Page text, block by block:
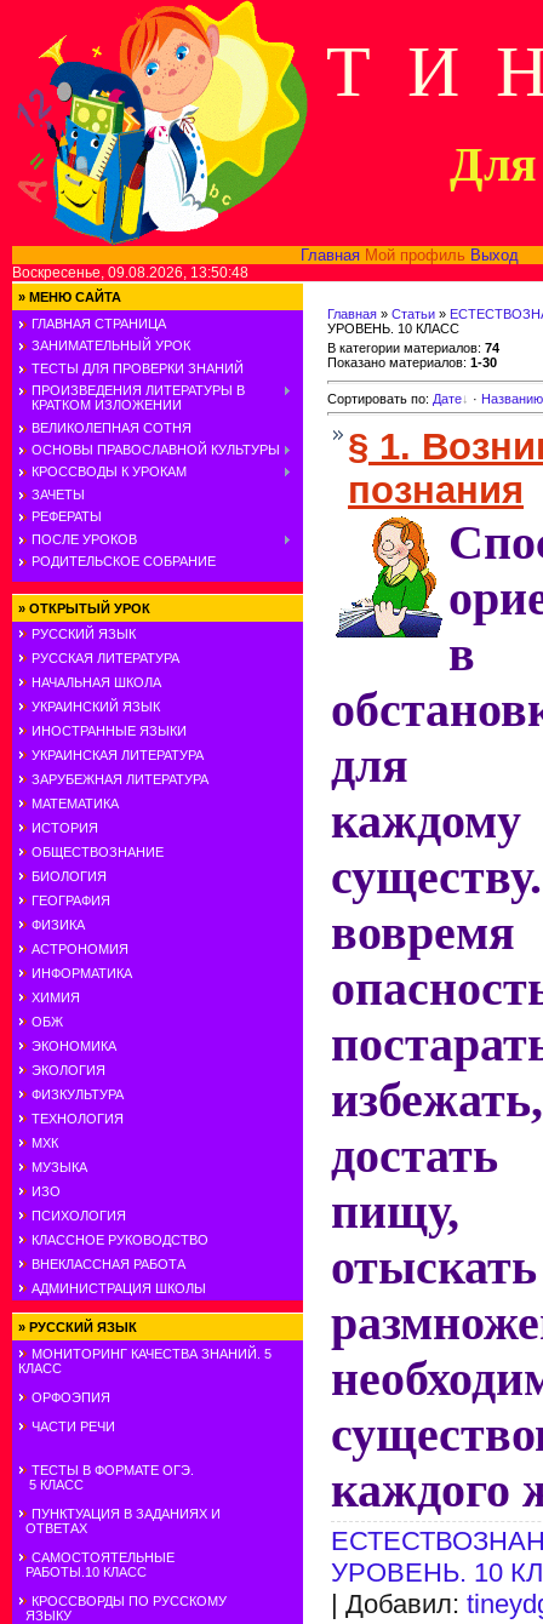
Т И
Для
Главная Мой профиль Выход
Воскресенье, 09.08.2026, 13:50:48
» МЕНЮ САЙТА
ГЛАВНАЯ СТРАНИЦА
ЗАНИМАТЕЛЬНЫЙ УРОК
ТЕСТЫ ДЛЯ ПРОВЕРКИ ЗНАНИЙ
ПРОИЗВЕДЕНИЯ ЛИТЕРАТУРЫ В
КРАТКОМ ИЗЛОЖЕНИИ
ВЕЛИКОЛЕПНАЯ СОТНЯ
ОСНОВЫ ПРАВОСЛАВНОЙ КУЛЬТУРЫ
КРОССВОДЫ К УРОКАМ
ЗАЧЕТЫ
РЕФЕРАТЫ
ПОСЛЕ УРОКОВ
РОДИТЕЛЬСКОЕ СОБРАНИЕ
» ОТКРЫТЫЙ УРОК
РУССКИЙ ЯЗЫК
РУССКАЯ ЛИТЕРАТУРА
НАЧАЛЬНАЯ ШКОЛА
УКРАИНСКИЙ ЯЗЫК
ИНОСТРАННЫЕ ЯЗЫКИ
УКРАИНСКАЯ ЛИТЕРАТУРА
ЗАРУБЕЖНАЯ ЛИТЕРАТУРА
МАТЕМАТИКА
ИСТОРИЯ
ОБЩЕСТВОЗНАНИЕ
БИОЛОГИЯ
ГЕОГРАФИЯ
ФИЗИКА
АСТРОНОМИЯ
ИНФОРМАТИКА
ХИМИЯ
ОБЖ
ЭКОНОМИКА
ЭКОЛОГИЯ
ФИЗКУЛЬТУРА
ТЕХНОЛОГИЯ
МХК
МУЗЫКА
ИЗО
ПСИХОЛОГИЯ
КЛАССНОЕ РУКОВОДСТВО
ВНЕКЛАССНАЯ РАБОТА
АДМИНИСТРАЦИЯ ШКОЛЫ
» РУССКИЙ ЯЗЫК
МОНИТОРИНГ КАЧЕСТВА ЗНАНИЙ. 5
КЛАСС
ОРФОЭПИЯ
ЧАСТИ РЕЧИ
ТЕСТЫ В ФОРМАТЕ ОГЭ.
5 КЛАСС
ПУНКТУАЦИЯ В ЗАДАНИЯХ И
ОТВЕТАХ
САМОСТОЯТЕЛЬНЫЕ
РАБОТЫ.10 КЛАСС
КРОССВОРДЫ ПО РУССКОМУ
ЯЗЫКУ
Главная » Статьи »
УРОВЕНЬ. 10 КЛАСС
В категории материалов: 74
Показано материалов: 1-30
Сортировать по: Дате · Названию
§ 1.
познания
в
для
пищу,
каждого
УРОВЕНЬ. 10
| Добавил: